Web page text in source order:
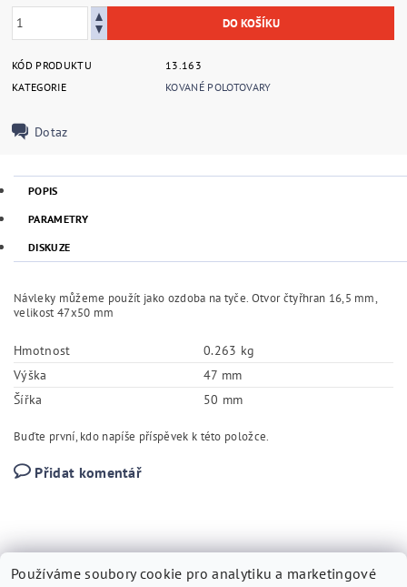
KÓD PRODUKTU
13.163
KATEGORIE
KOVANÉ POLOTOVARY
Dotaz
POPIS
PARAMETRY
DISKUZE
Návleky můžeme použít jako ozdoba na tyče. Otvor čtyřhran 16,5 mm,
velikost 47x50 mm
Hmotnost
0.263 kg
Výška
47 mm
Šířka
50 mm
Buďte první, kdo napíše příspěvek k této položce.
Přidat komentář
Používáme soubory cookie pro analytiku a marketingové